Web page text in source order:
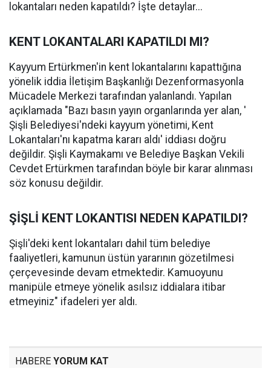
lokantaları neden kapatıldı? İşte detaylar...
KENT LOKANTALARI KAPATILDI MI?
Kayyum Ertürkmen'in kent lokantalarını kapattığına
yönelik iddia İletişim Başkanlığı Dezenformasyonla
Mücadele Merkezi tarafından yalanlandı. Yapılan
açıklamada "Bazı basın yayın organlarında yer alan, '
Şişli Belediyesi'ndeki kayyum yönetimi, Kent
Lokantaları'nı kapatma kararı aldı' iddiası doğru
değildir. Şişli Kaymakamı ve Belediye Başkan Vekili
Cevdet Ertürkmen tarafından böyle bir karar alınması
söz konusu değildir.
ŞİŞLİ KENT LOKANTISI NEDEN KAPATILDI?
Şişli'deki kent lokantaları dahil tüm belediye
faaliyetleri, kamunun üstün yararının gözetilmesi
çerçevesinde devam etmektedir. Kamuoyunu
manipüle etmeye yönelik asılsız iddialara itibar
etmeyiniz" ifadeleri yer aldı.
HABERE YORUM KAT